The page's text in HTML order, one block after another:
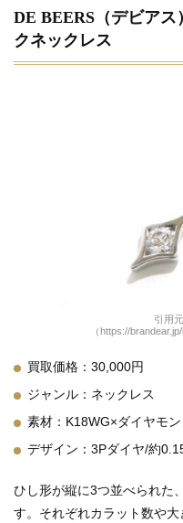
DE BEERS（デビア
クネックレス
引用
（https://
買取価格：30,000円
ジャンル：ネックレス
素材：K18WG×ダイヤモン
デザイン：3Pダイヤ/約
ひし形が縦に3つ並べられた
す。それぞれカラット数や